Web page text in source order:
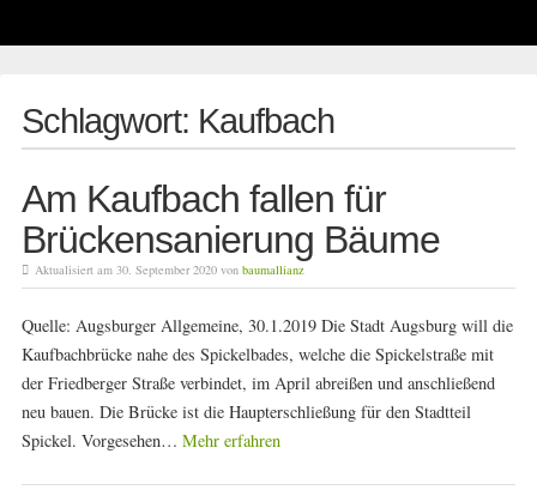
Schlagwort: Kaufbach
Am Kaufbach fallen für
Brückensanierung Bäume
Aktualisiert am 30. September 2020 von baumallianz
Quelle: Augsburger Allgemeine, 30.1.2019 Die Stadt Augsburg will die
Kaufbachbrücke nahe des Spickelbades, welche die Spickelstraße mit
der Friedberger Straße verbindet, im April abreißen und anschließend
neu bauen. Die Brücke ist die Haupterschließung für den Stadtteil
Spickel. Vorgesehen… Mehr erfahren